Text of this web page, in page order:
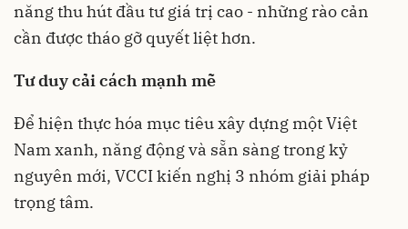
năng thu hút đầu tư giá trị cao - những rào cản
cần được tháo gỡ quyết liệt hơn.
Tư duy cải cách mạnh mẽ
Để hiện thực hóa mục tiêu xây dựng một Việt
Nam xanh, năng động và sẵn sàng trong kỷ
nguyên mới, VCCI kiến nghị 3 nhóm giải pháp
trọng tâm.